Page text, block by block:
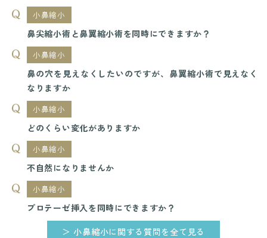
小鼻縮小
鼻尖縮小術と鼻翼縮小術を同時にできますか？
小鼻縮小
鼻の穴を見えなくしたいのですが、鼻翼縮小術で見えなく
なりますか
小鼻縮小
どのくらい変化がありますか
小鼻縮小
不自然になりませんか
小鼻縮小
プロテーゼ挿入を同時にできますか？
＞ 小鼻縮小に関する質問を全て見る